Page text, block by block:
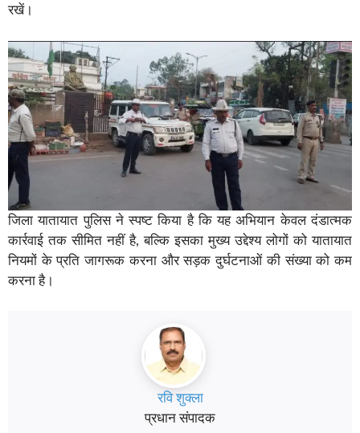
रखें।
जिला यातायात पुलिस ने स्पष्ट किया है कि यह अभियान केवल दंडात्मक
कार्रवाई तक सीमित नहीं है, बल्कि इसका मुख्य उद्देश्य लोगों को यातायात
नियमों के प्रति जागरूक करना और सड़क दुर्घटनाओं की संख्या को कम
करना है।
रवि शुक्ला
प्रधान संपादक